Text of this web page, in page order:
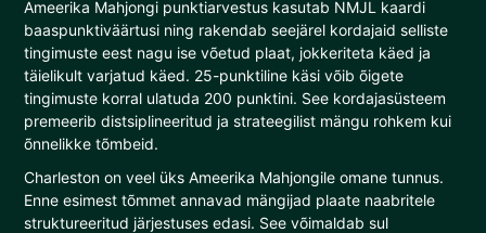
Ameerika Mahjongi punktiarvestus kasutab NMJL kaardi
baaspunktiväärtusi ning rakendab seejärel kordajaid selliste
tingimuste eest nagu ise võetud plaat, jokkeriteta käed ja
täielikult varjatud käed. 25-punktiline käsi võib õigete
tingimuste korral ulatuda 200 punktini. See kordajasüsteem
premeerib distsiplineeritud ja strateegilist mängu rohkem kui
õnnelikke tõmbeid.
Charleston on veel üks Ameerika Mahjongile omane tunnus.
Enne esimest tõmmet annavad mängijad plaate naabritele
struktureeritud järjestuses edasi. See võimaldab sul